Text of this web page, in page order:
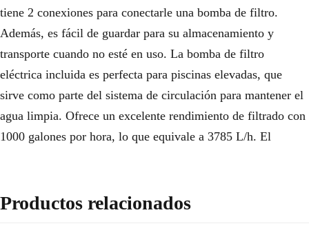
tiene 2 conexiones para conectarle una bomba de filtro.
Además, es fácil de guardar para su almacenamiento y
transporte cuando no esté en uso. La bomba de filtro
eléctrica incluida es perfecta para piscinas elevadas, que
sirve como parte del sistema de circulación para mantener el
agua limpia. Ofrece un excelente rendimiento de filtrado con
1000 galones por hora, lo que equivale a 3785 L/h. El
Productos relacionados